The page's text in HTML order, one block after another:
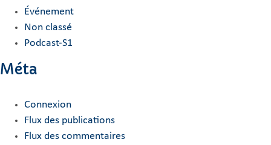
Événement
Non classé
Podcast-S1
Méta
Connexion
Flux des publications
Flux des commentaires